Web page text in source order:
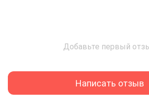
Добавьте первый
Написать отзыв